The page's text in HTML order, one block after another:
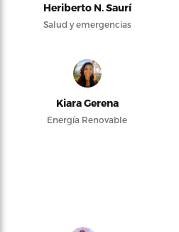
Heriberto N. Saurí
Salud y emergencias
Kiara Gerena
Energía Renovable